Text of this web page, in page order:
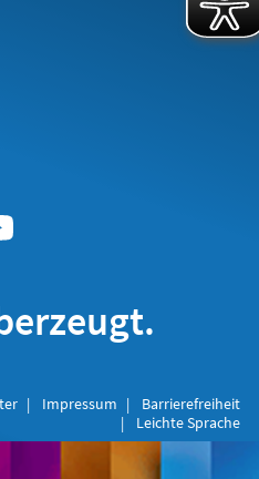
Impressum
Barrierefreiheit
Leichte Sprache